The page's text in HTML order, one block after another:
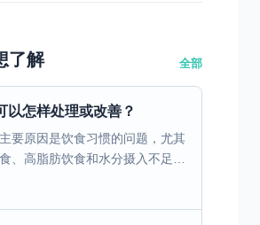
了解 全部
以怎样处理或改善？
要原因是饮食习惯的问题，尤其
、高脂肪饮食和水分摄入不足。
会导致胃肠蠕动减慢，粪便变得